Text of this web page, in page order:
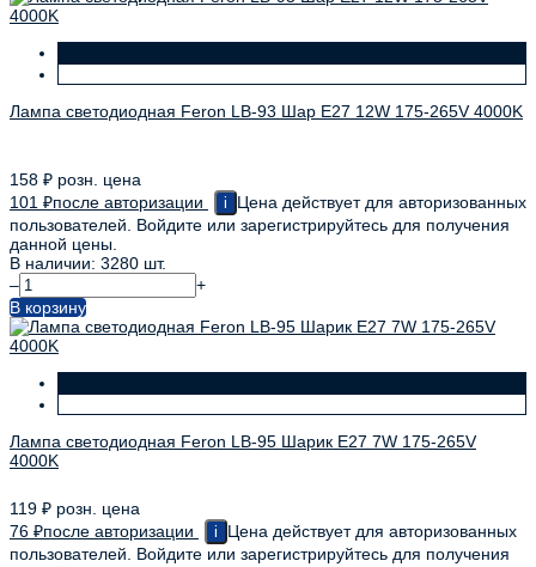
Лампа светодиодная Feron LB-93 Шар E27 12W 175-265V 4000K
158 ₽ розн. цена
101 ₽после авторизации i
Цена действует для авторизованных
пользователей. Войдите или зарегистрируйтесь для получения
данной цены.
В наличии: 3280 шт.
–
+
В корзину
Лампа светодиодная Feron LB-95 Шарик E27 7W 175-265V
4000K
119 ₽ розн. цена
76 ₽после авторизации i
Цена действует для авторизованных
пользователей. Войдите или зарегистрируйтесь для получения